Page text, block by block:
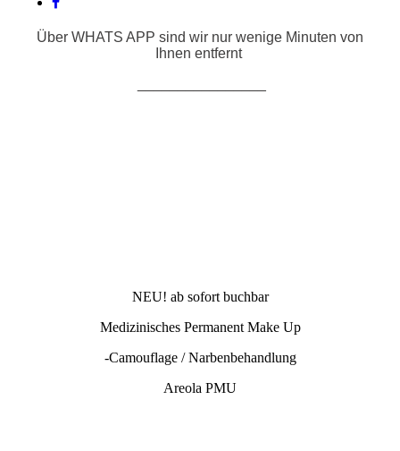
Über WHATS APP sind wir nur wenige Minuten von
Ihnen entfernt
NEU! ab sofort buchbar
Medizinisches Permanent Make Up
-Camouflage / Narbenbehandlung
Areola PMU